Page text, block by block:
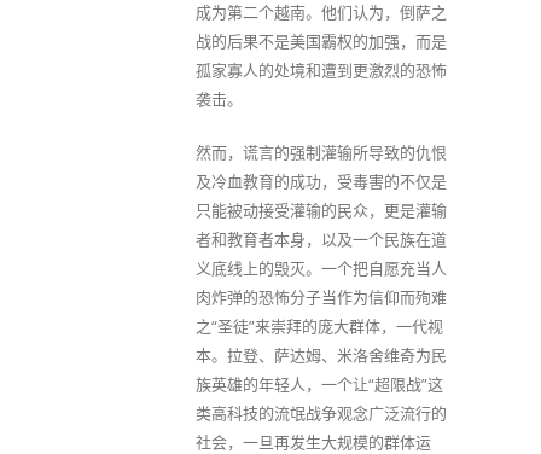
成为第二个越南。他们认为，倒萨之
战的后果不是美国霸权的加强，而是
孤家寡人的处境和遭到更激烈的恐怖
袭击。
然而，谎言的强制灌输所导致的仇恨
及冷血教育的成功，受毒害的不仅是
只能被动接受灌输的民众，更是灌输
者和教育者本身，以及一个民族在道
义底线上的毁灭。一个把自愿充当人
肉炸弹的恐怖分子当作为信仰而殉难
之“圣徒”来崇拜的庞大群体，一代视
本。拉登、萨达姆、米洛舍维奇为民
族英雄的年轻人，一个让“超限战”这
类高科技的流氓战争观念广泛流行的
社会，一旦再发生大规模的群体运